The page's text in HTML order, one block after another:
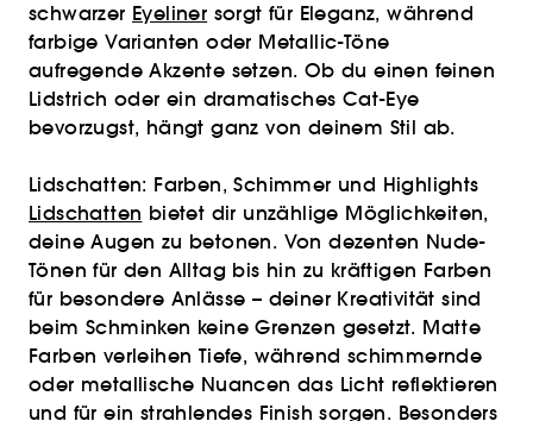
schwarzer Eyeliner sorgt für Eleganz, während
farbige Varianten oder Metallic-Töne
aufregende Akzente setzen. Ob du einen feinen
Lidstrich oder ein dramatisches Cat-Eye
bevorzugst, hängt ganz von deinem Stil ab.
Lidschatten: Farben, Schimmer und Highlights
Lidschatten bietet dir unzählige Möglichkeiten,
deine Augen zu betonen. Von dezenten Nude-
Tönen für den Alltag bis hin zu kräftigen Farben
für besondere Anlässe – deiner Kreativität sind
beim Schminken keine Grenzen gesetzt. Matte
Farben verleihen Tiefe, während schimmernde
oder metallische Nuancen das Licht reflektieren
und für ein strahlendes Finish sorgen. Besonders